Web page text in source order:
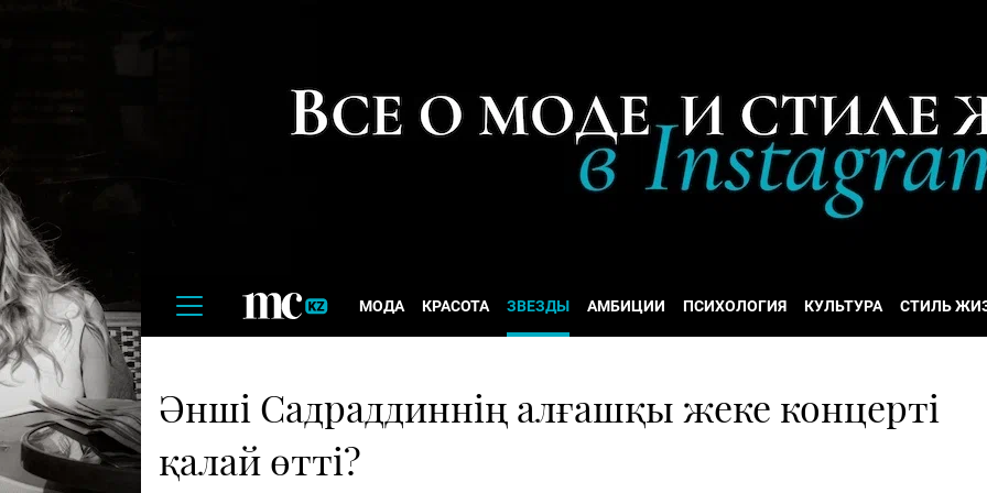
МОДА КРАСОТА ЗВЕЗДЫ АМБИЦИИ ПСИХОЛОГИЯ КУЛЬТУРА СТИЛЬ
Әнші Садраддиннің алғашқы жеке концерті
қалай өтті?